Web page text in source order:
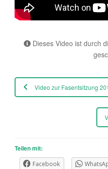
Dieses Video ist durch
Video zur Fasentsitzung
Teilen mit:
Facebook